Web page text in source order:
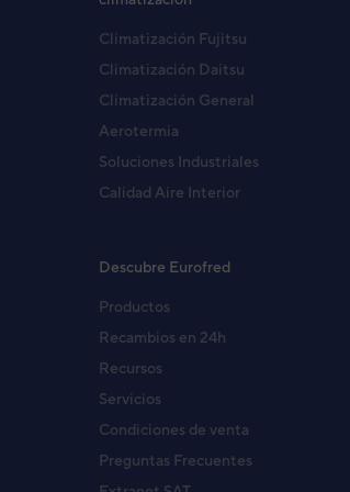
Climatización Fujitsu
Climatización Daitsu
Climatización General
Aerotermia
Soluciones Industriales
Calidad Aire Interior
Descubre Eurofred
Productos
Recambios en 24h
Recursos
Servicios
Condiciones de venta
Preguntas Frecuentes